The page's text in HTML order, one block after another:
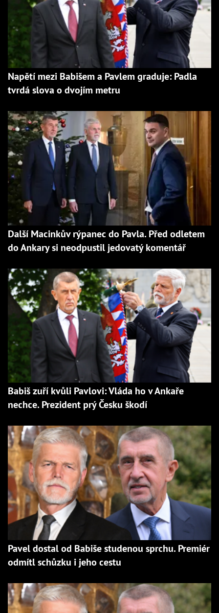
Napětí mezi Babišem a Pavlem graduje: Padla
tvrdá slova o dvojím metru
Další Macinkův rýpanec do Pavla. Před odletem
do Ankary si neodpustil jedovatý komentář
Babiš zuří kvůli Pavlovi: Vláda ho v Ankaře
nechce. Prezident prý Česku škodí
Pavel dostal od Babiše studenou sprchu. Premiér
odmítl schůzku i jeho cestu